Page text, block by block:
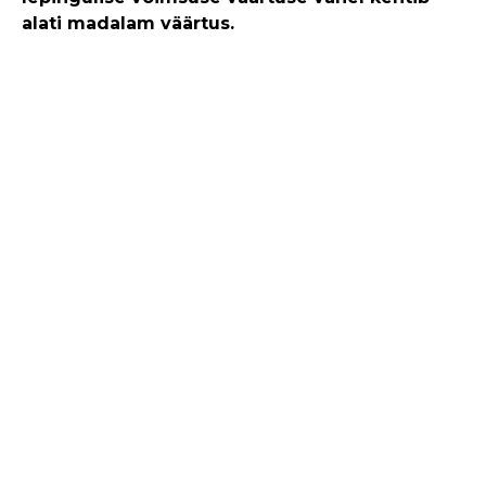
alati madalam väärtus.